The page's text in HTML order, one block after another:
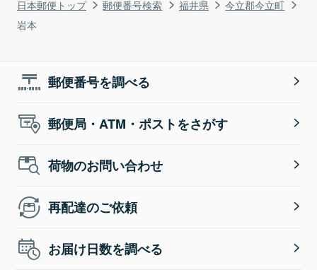
日本郵便トップ 郵便番号検索 福井県
今立郡今立町
岩本
郵便番号を調べる
郵便局・ATM・ポストをさがす
荷物のお問い合わせ
再配達のご依頼
お届け日数を調べる